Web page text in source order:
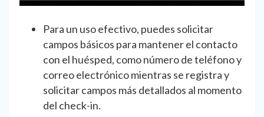
Para un uso efectivo, puedes solicitar
campos básicos para mantener el contacto
con el huésped, como número de teléfono y
correo electrónico mientras se registra y
solicitar campos más detallados al momento
del check-in.